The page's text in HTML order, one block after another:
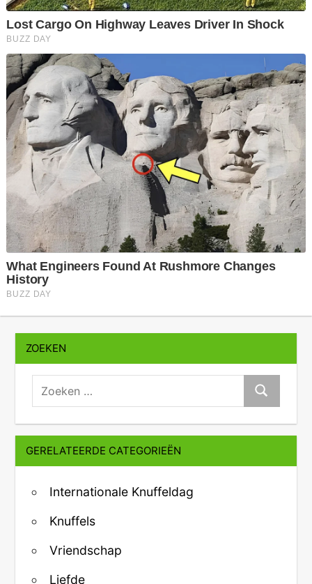
ZOEKEN
zoeken:
Zoeken
GERELATEERDE CATEGORIEËN
Internationale Knuffeldag
Knuffels
Vriendschap
Liefde